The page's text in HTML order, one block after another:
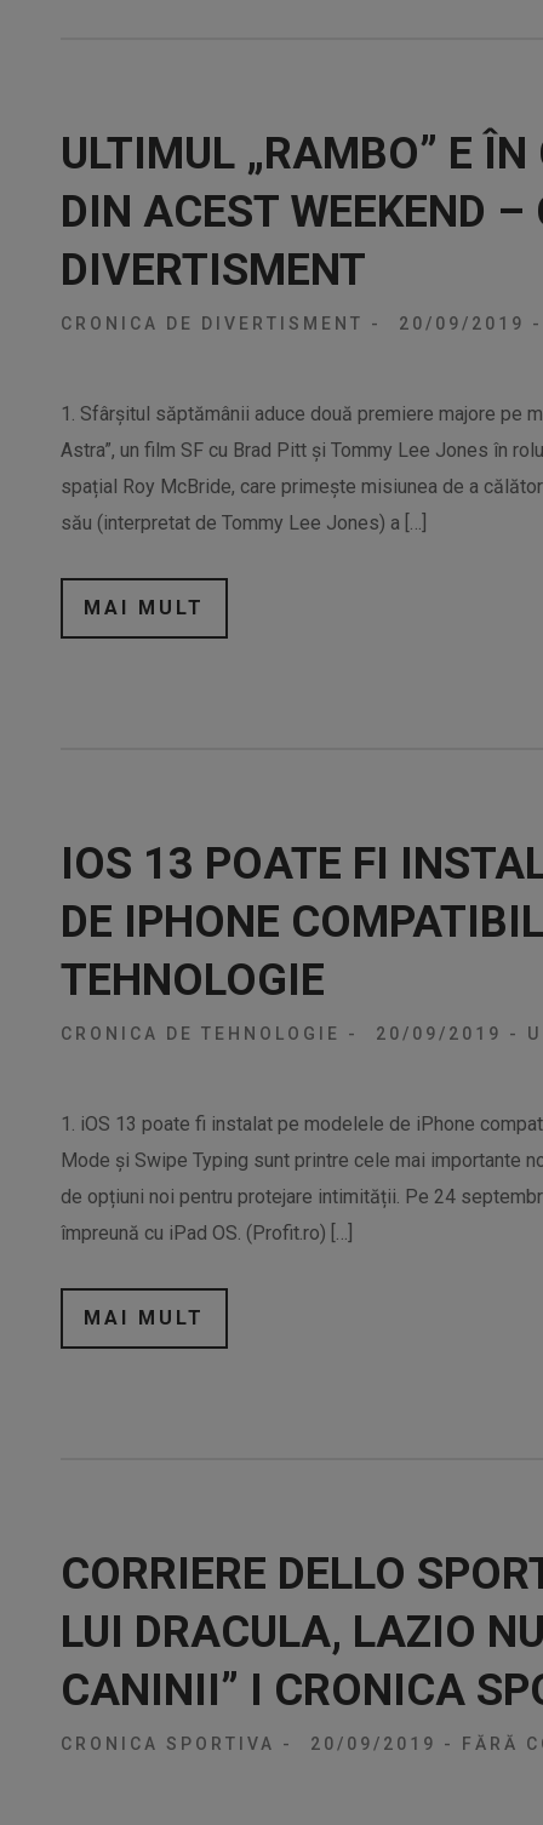
ULTIMUL „RAMBO” E
DIN ACEST WEEKEND –
DIVERTISMENT
CRONICA DE DIVERTISMENT - 20/09/2019 -
1. Sfârșitul săptămânii aduce două premiere majore pe
Astra”, un film SF cu Brad Pitt și Tommy Lee Jones în
spațial Roy McBride, care primește misiunea de a
său (interpretat de Tommy Lee Jones) a […]
MAI MULT
IOS 13 POATE FI
DE IPHONE
TEHNOLOGIE
CRONICA DE TEHNOLOGIE - 20/09/2019 -
1. iOS 13 poate fi instalat pe modelele de iPhone
Mode și Swipe Typing sunt printre cele mai importante
de opțiuni noi pentru protejare intimității. Pe 24
împreună cu iPad OS. (Profit.ro) […]
MAI MULT
CORRIERE DELLO
LUI DRACULA, LAZIO
CANINII” I CRONICA
CRONICA SPORTIVA - 20/09/2019 - FĂRĂ